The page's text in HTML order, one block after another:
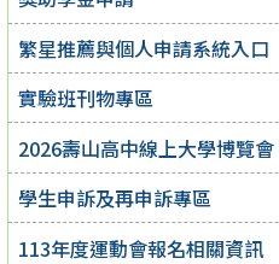
繁星推薦與個人申請系統入口
實驗班刊物專區
2026壽山高中線上大學博覽會
學生申訴及再申訴專區
113年度運動會報名相關資訊